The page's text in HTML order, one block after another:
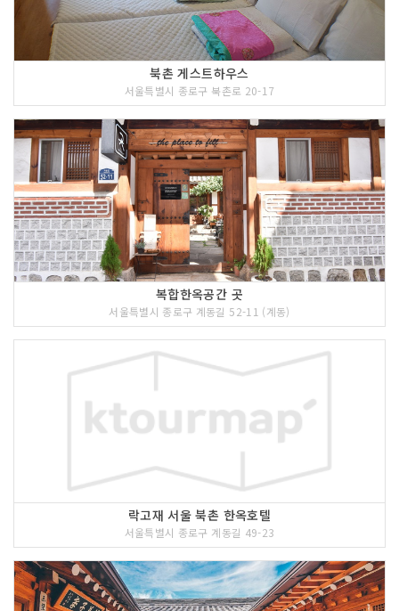
담아낼 수 있는 북촌의 8경을 직접 둘러
보고 사진을 촬영하면서 즐거운 시간을
보낼 수 있다.
3 코스 : 삼청동길
<<코스 설명>>
섬청동 거리는 예스러움을 간직한 한옥건
물의 전통미와 갤러리, 카페의 현대미가
조화되어 삼청동만의 색다른 분위기를 연
출하고 있는 곳으로서 호젓한 산책로와
화랑, 박물관, 골동품 가게가 골목 사이에
숨어 문화향기가 가득하다. 다양한 볼거
리와 먹거리가 있는 삼청동길과 한적한
도심의 여유를 느낄 수 있는 청와대 앞길
은 사람들의 발걸음을 멈추게 하는 매력
넘치는 거리로 길이는 2.9km이며 친근
성이 우수하다.
북촌 게스트하우스
서울특별시 종로구 북촌로 20-17
복합한옥공간 곳
서울특별시 종로구 계동길 52-11 (계동)
락고재 서울 북촌 한옥호텔
서울특별시 종로구 계동길 49-23